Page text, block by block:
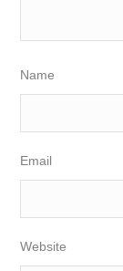
Name
Email
Website